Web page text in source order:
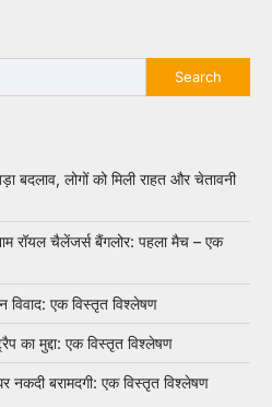
Search
बदलाव, लोगों को मिली राहत और चेतावनी
रॉयल चैलेंजर्स बैंगलोर: पहला मैच – एक
विवाद: एक विस्तृत विश्लेषण
का मुद्दा: एक विस्तृत विश्लेषण
नकदी बरामदगी: एक विस्तृत विश्लेषण